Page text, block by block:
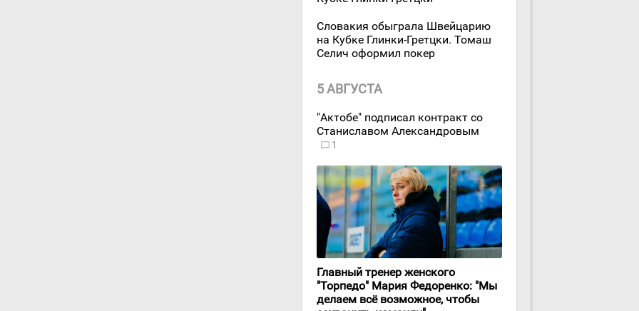
Словакия обыграла Швейцарию
на Кубке Глинки-Гретцки. Томаш
Селич оформил покер
5 АВГУСТА
"Актобе" подписал контракт со
Станиславом Александровым
1
Главный тренер женского
"Торпедо" Мария Федоренко: "Мы
делаем всё возможное, чтобы